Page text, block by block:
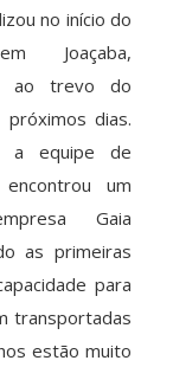
no início do
Joaçaba,
ao trevo do
próximos dias.
a equipe de
um
Gaia
as primeiras
para
transportadas
estão muito